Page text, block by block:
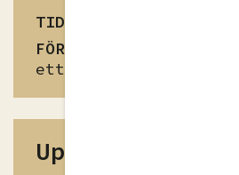
TID
FÖRBEREDELSE
ett egenskrivet manus
Uppräckt hand